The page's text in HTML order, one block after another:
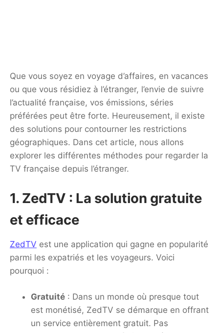
Que vous soyez en voyage d’affaires, en vacances
ou que vous résidiez à l’étranger, l’envie de suivre
l’actualité française, vos émissions, séries
préférées peut être forte. Heureusement, il existe
des solutions pour contourner les restrictions
géographiques. Dans cet article, nous allons
explorer les différentes méthodes pour regarder la
TV française depuis l’étranger.
1. ZedTV : La solution gratuite
et efficace
ZedTV est une application qui gagne en popularité
parmi les expatriés et les voyageurs. Voici
pourquoi :
Gratuité: Dans un monde où presque tout
est monétisé, ZedTV se démarque en offrant
un service entièrement gratuit. Pas